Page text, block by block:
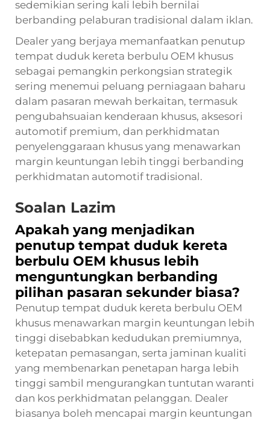
sedemikian sering kali lebih bernilai
berbanding pelaburan tradisional dalam iklan.
Dealer yang berjaya memanfaatkan penutup
tempat duduk kereta berbulu OEM khusus
sebagai pemangkin perkongsian strategik
sering menemui peluang perniagaan baharu
dalam pasaran mewah berkaitan, termasuk
pengubahsuaian kenderaan khusus, aksesori
automotif premium, dan perkhidmatan
penyelenggaraan khusus yang menawarkan
margin keuntungan lebih tinggi berbanding
perkhidmatan automotif tradisional.
Soalan Lazim
Apakah yang menjadikan
penutup tempat duduk kereta
berbulu OEM khusus lebih
menguntungkan berbanding
pilihan pasaran sekunder biasa?
Penutup tempat duduk kereta berbulu OEM
khusus menawarkan margin keuntungan lebih
tinggi disebabkan kedudukan premiumnya,
ketepatan pemasangan, serta jaminan kualiti
yang membenarkan penetapan harga lebih
tinggi sambil mengurangkan tuntutan waranti
dan kos perkhidmatan pelanggan. Dealer
biasanya boleh mencapai margin keuntungan